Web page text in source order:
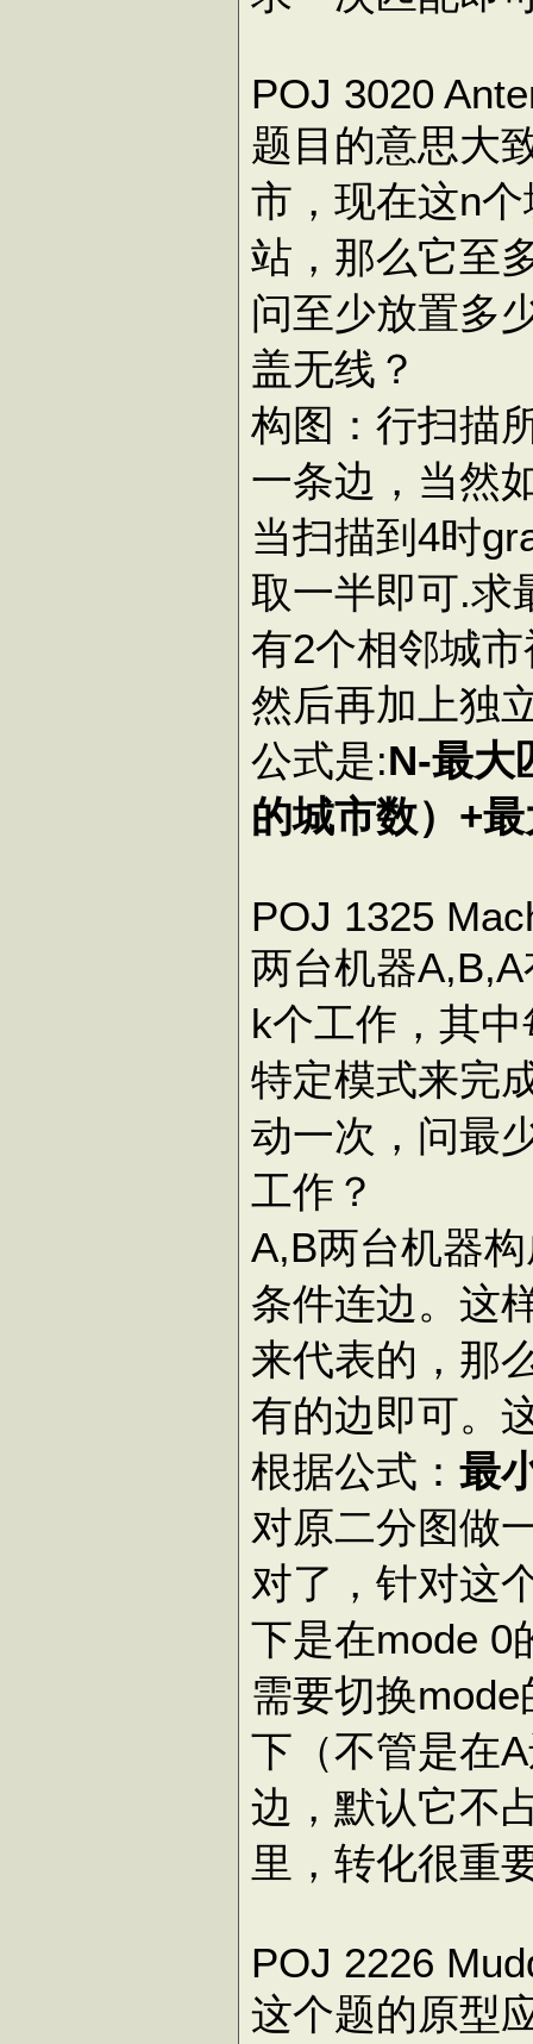
POJ 3020
题目的意思大
市，现在这n
站，那么它至
问至少放置多
盖无线？
构图：行扫描
一条边，当然
当扫描到4时
取一半即可.求
有2个相邻城
然后再加上独
公式是:N-最大
的城市数）+
POJ 1325
两台机器
k个工作，其
特定模式来完
动一次，问最
工作？
A,B两台机器
条件连边。这
来代表的，那
有的边即可。
根据公式： 最
对原二分图做
对了，针对这
下是在mode 0
需要切换
下（不管是在
边，默认它不
里，转化很重
POJ 2226
这个题的原型